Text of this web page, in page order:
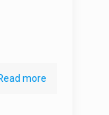
more